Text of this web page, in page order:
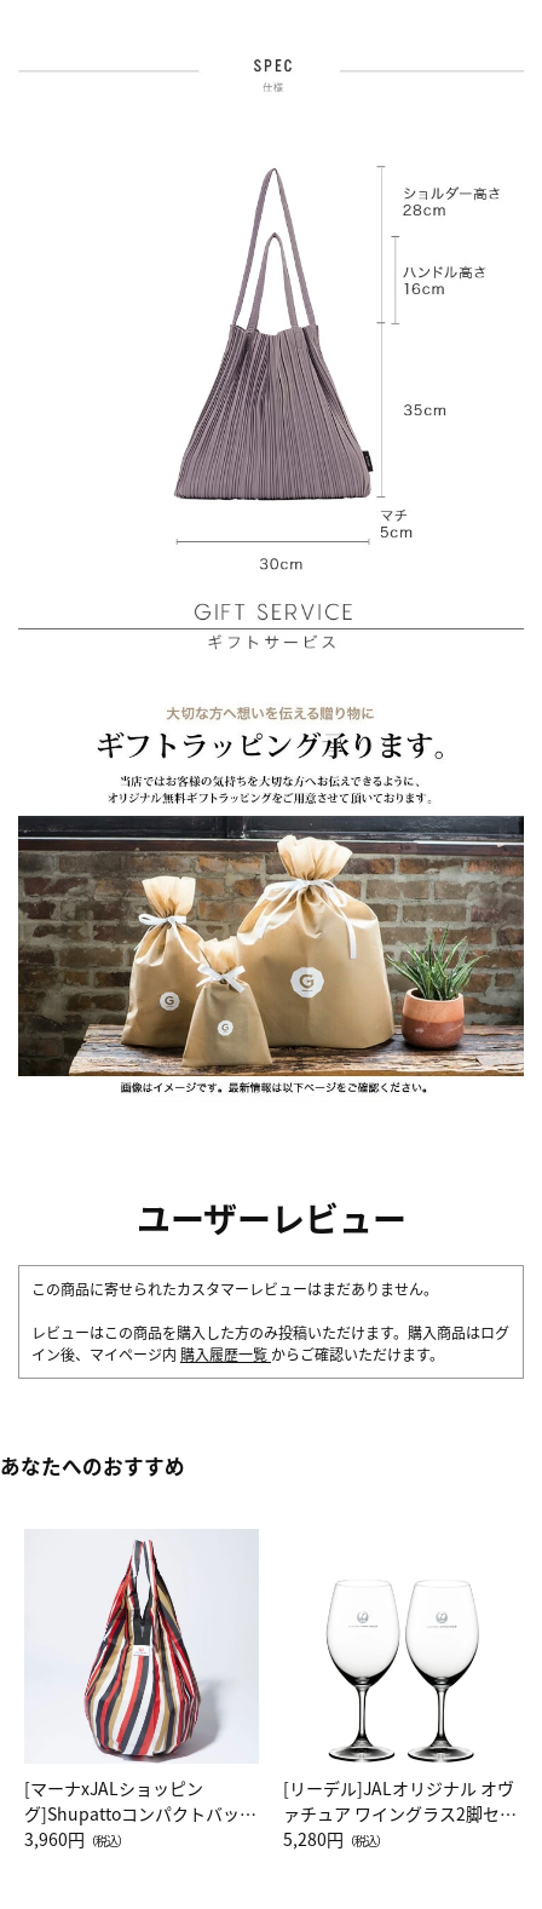
ユーザーレビュー
この商品に寄せられたカスタマーレビューはまだありません。
レビューはこの商品を購入した方のみ投稿いただけます。購入商品はログ
イン後、マイページ内 購入履歴一覧 からご確認いただけます。
あなたへのおすすめ
[マーナxJALショッピン
グ]Shupattoコンパクトバッグ
Drop JAL客室乗務員（LC）ス
3,960円 （税込）
[リーデル]JALオリジナル オヴ
ァチュア ワイングラス2脚セッ
ト（レッドワイン）
5,280円 （税込）